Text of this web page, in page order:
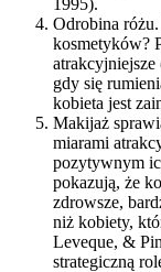
Odrobina
kosmetyków?
atrakcyjniejsze
gdy się
kobieta jest
Makijaż
miarami
pozytywnym
pokazują, że
zdrowsze,
niż kobiety,
Leveque, &
strategiczną